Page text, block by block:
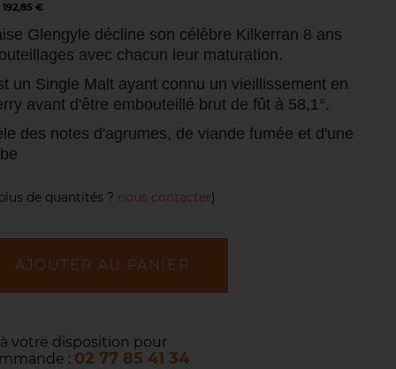
€
Glengyle décline son célèbre Kilkerran 8 ans
avec chacun leur maturation.
un Single Malt ayant connu un vieillissement en
avant d'être embouteillé brut de fût à 58,1°.
des notes d'agrumes, de viande fumée et d'une
de quantités ? nous contacter)
AJOUTER AU PANIER
votre disposition pour
: 02 77 85 41 34